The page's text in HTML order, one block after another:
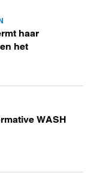
haar
het
WASH